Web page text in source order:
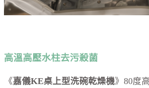
高溫高壓水柱去污殺菌
《嘉儀KE桌上型洗碗乾燥機》80度